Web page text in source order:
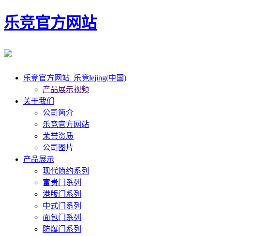
乐竞官方网站
乐竞官方网站_乐竞lejing(中国)
产品展示视频
关于我们
公司简介
乐竞官方网站
荣誉资质
公司图片
产品展示
现代简约系列
富贵门系列
港版门系列
中式门系列
面包门系列
防爆门系列